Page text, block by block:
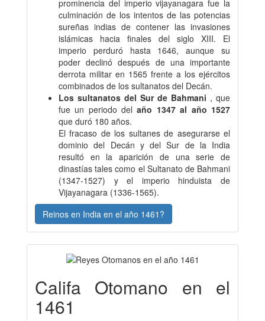
prominencia del imperio vijayanagara fue la
culminación de los intentos de las potencias
sureñas indias de contener las invasiones
islámicas hacia finales del siglo XIII. El
imperio perduró hasta 1646, aunque su
poder declinó después de una importante
derrota militar en 1565 frente a los ejércitos
combinados de los sultanatos del Decán.
Los sultanatos del Sur de Bahmani , que
fue un periodo del año 1347 al año 1527
que duró 180 años.
El fracaso de los sultanes de asegurarse el
dominio del Decán y del Sur de la India
resultó en la aparición de una serie de
dinastías tales como el Sultanato de Bahmani
(1347-1527) y el imperio hinduista de
Vijayanagara (1336-1565).
Reinos en India en el año 1461?
Califa Otomano en el
1461